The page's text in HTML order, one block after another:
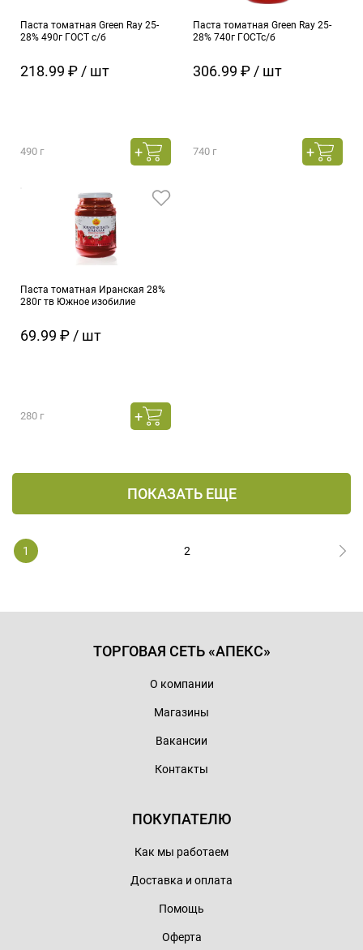
Паста томатная Green Ray 25-
28% 490г ГОСТ с/б
218.99 ₽ / шт
490 г
Паста томатная Green Ray 25-
28% 740г ГОСТс/б
306.99 ₽ / шт
740 г
Паста томатная Иранская 28%
280г тв Южное изобилие
69.99 ₽ / шт
280 г
ПОКАЗАТЬ ЕЩЕ
1 2
ТОРГОВАЯ СЕТЬ «АПЕКС»
О компании
Магазины
Вакансии
Контакты
ПОКУПАТЕЛЮ
Как мы работаем
Доставка и оплата
Помощь
Оферта